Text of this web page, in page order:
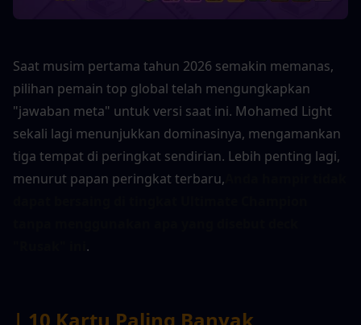
Saat musim pertama tahun 2026 semakin memanas,
pilihan pemain top global telah mengungkapkan
"jawaban meta" untuk versi saat ini. Mohamed Light
sekali lagi menunjukkan dominasinya, mengamankan
tiga tempat di peringkat sendirian. Lebih penting lagi,
menurut papan peringkat terbaru,
.
| 10 Kartu Paling Banyak